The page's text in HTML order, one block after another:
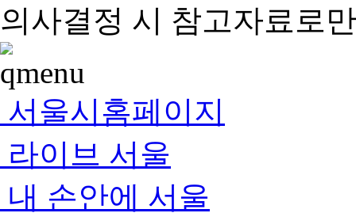
서울시홈페이지
라이브 서울
내 손안에 서울